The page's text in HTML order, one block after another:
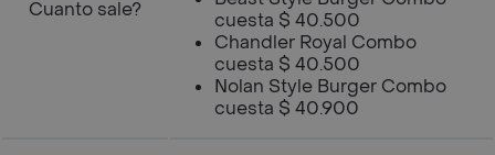
Cuanto sale?
cuesta $ 40.500
Chandler Royal Combo
cuesta $ 40.500
Nolan Style Burger Combo
cuesta $ 40.900